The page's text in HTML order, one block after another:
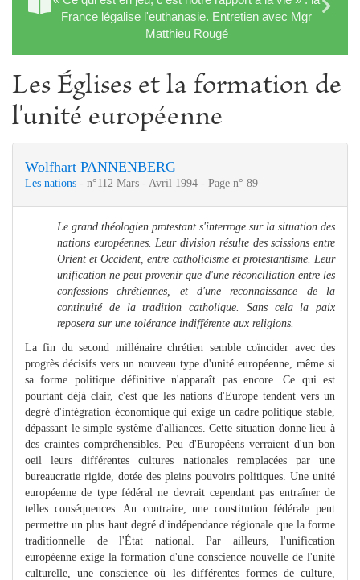
France légalise l'euthanasie. Entretien avec Mgr
Matthieu Rougé
Les Églises et la formation de
l'unité européenne
Wolfhart PANNENBERG
Les nations - n°112 Mars - Avril 1994 - Page n° 89
Le grand théologien protestant s'interroge sur la situation des
nations européennes. Leur division résulte des scissions entre
Orient et Occident, entre catholicisme et protestantisme. Leur
unification ne peut provenir que d'une réconciliation entre les
confessions chrétiennes, et d'une reconnaissance de la
continuité de la tradition catholique. Sans cela la paix
reposera sur une tolérance indifférente aux religions.
La fin du second millénaire chrétien semble coïncider avec des
progrès décisifs vers un nouveau type d'unité européenne, même si
sa forme politique définitive n'apparaît pas encore. Ce qui est
pourtant déjà clair, c'est que les nations d'Europe tendent vers un
degré d'intégration économique qui exige un cadre politique stable,
dépassant le simple système d'alliances. Cette situation donne lieu à
des craintes compréhensibles. Peu d'Européens verraient d'un bon
oeil leurs différentes cultures nationales remplacées par une
bureaucratie rigide, dotée des pleins pouvoirs politiques. Une unité
européenne de type fédéral ne devrait cependant pas entraîner de
telles conséquences. Au contraire, une constitution fédérale peut
permettre un plus haut degré d'indépendance régionale que la forme
traditionnelle de l'État national. Par ailleurs, l'unification
européenne exige la formation d'une conscience nouvelle de l'unité
culturelle, une conscience où les différentes formes de culture,